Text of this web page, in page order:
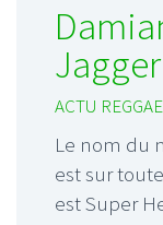
ACTU REGGAE
Le nom du
est sur
est Super